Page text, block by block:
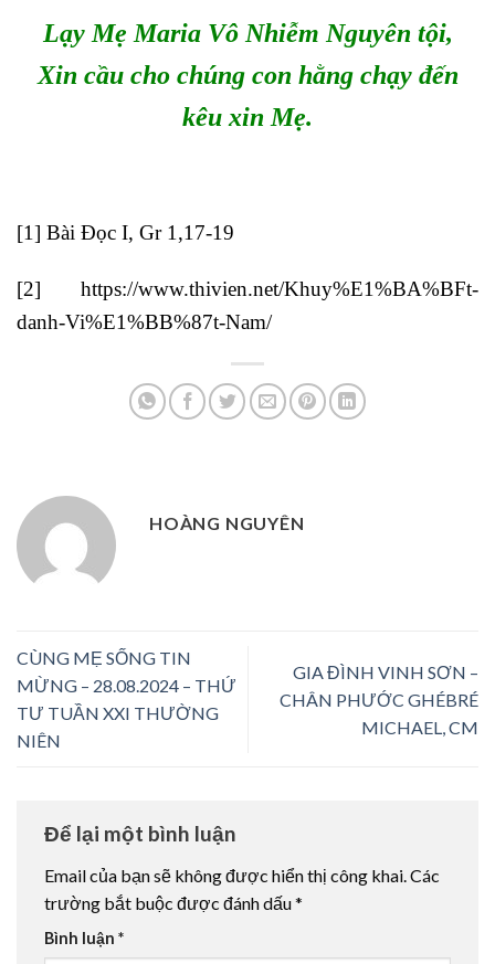
Lạy Mẹ Maria Vô Nhiễm Nguyên tội,
Xin cầu cho chúng con hằng chạy đến
kêu xin Mẹ.
[1] Bài Đọc I, Gr 1,17-19
[2] https://www.thivien.net/Khuy%E1%BA%BFt-
danh-Vi%E1%BB%87t-Nam/
HOÀNG NGUYÊN
CÙNG MẸ SỐNG TIN
MỪNG – 28.08.2024 – THỨ
TƯ TUẦN XXI THƯỜNG
NIÊN
GIA ĐÌNH VINH SƠN –
CHÂN PHƯỚC GHÉBRÉ
MICHAEL, CM
Để lại một bình luận
Email của bạn sẽ không được hiển thị công khai.Các
trường bắt buộc được đánh dấu*
Bình luận *